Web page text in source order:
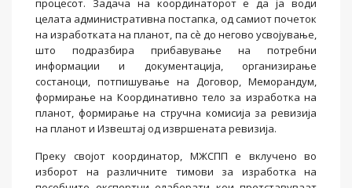
процесот. Задача на координаторот е да ја води
целата административна постапка, од самиот почеток
на изработката на планот, па сè до негово усвојување,
што подразбира прибавување на потребни
информации и документација, организирање
состаноци, потпишување на Договор, Меморандум,
формирање на Координативно тело за изработка на
планот, формирање на стручна комисија за ревизија
на планот и Извештај од извршената ревизија.
Преку својот координатор, МЖСПП е вклучено во
изборот на различните тимови за изработка на